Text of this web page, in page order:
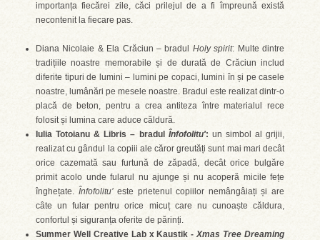
importanța fiecărei zile, căci prilejul de a fi împreună există
necontenit la fiecare pas.
Diana Nicolaie & Ela Crăciun – bradul Holy spirit: Multe dintre
tradițiile noastre memorabile și de durată de Crăciun includ
diferite tipuri de lumini – lumini pe copaci, lumini în și pe casele
noastre, lumânări pe mesele noastre. Bradul este realizat dintr-o
placă de beton, pentru a crea antiteza între materialul rece
folosit și lumina care aduce căldură.
Iulia Totoianu & Libris – bradul Înfofolitu': un simbol al grijii,
realizat cu gândul la copiii ale căror greutăți sunt mai mari decât
orice cazemată sau furtună de zăpadă, decât orice bulgăre
primit acolo unde fularul nu ajunge și nu acoperă micile fețe
înghețate. Înfofolitu’este prietenul copiilor nemângâiați și are
câte un fular pentru orice micuț care nu cunoaște căldura,
confortul și siguranța oferite de părinți.
Summer Well Creative Lab x Kaustik -Xmas Tree Dreaming